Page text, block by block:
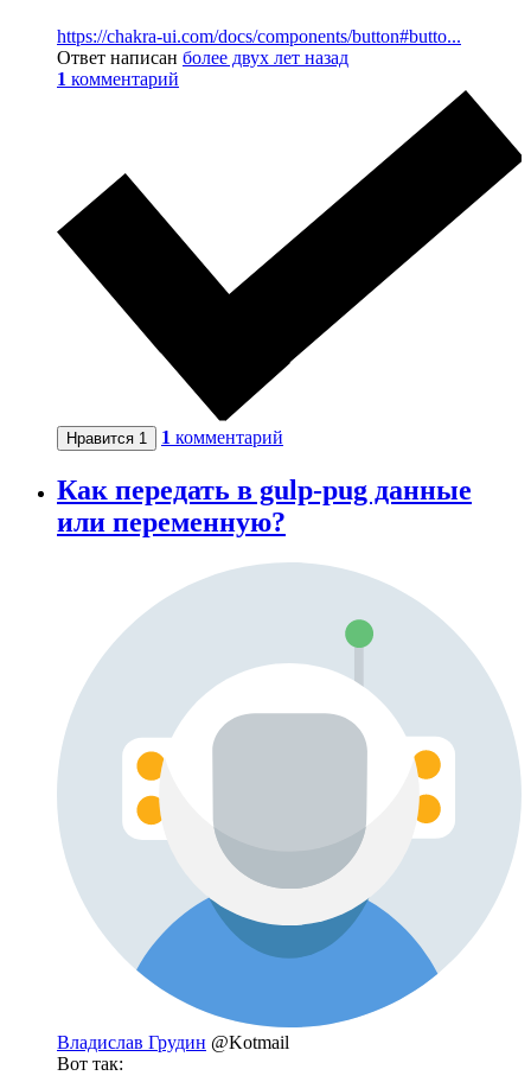
https://chakra-ui.com/docs/components/button#butto...
Ответ написан более двух лет назад
1 комментарий
Нравится 1 1 комментарий
Как передать в gulp-pug данные
или переменную?
Владислав Грудин @Kotmail
Вот так: